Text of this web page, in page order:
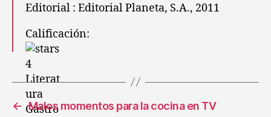
Editorial : Editorial Planeta, S.A., 2011
Calificación:
← Malos momentos para la cocina en TV